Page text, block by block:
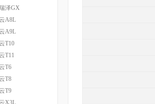
泽GX
A8L
A9L
T10
T11
T6
T8
T9
X3L